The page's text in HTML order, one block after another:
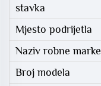
stavka
Mjesto podrijetla
Naziv robne marke
Broj modela